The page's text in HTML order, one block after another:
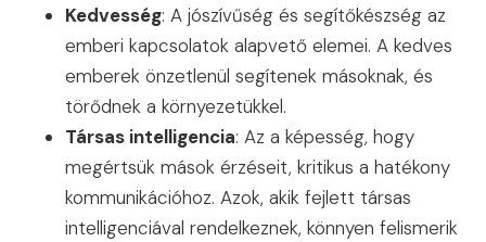
Kedvesség: A jószívűség és segítőkészség az
emberi kapcsolatok alapvető elemei. A kedves
emberek önzetlenül segítenek másoknak, és
törődnek a környezetükkel.
Társas intelligencia: Az a képesség, hogy
megértsük mások érzéseit, kritikus a hatékony
kommunikációhoz. Azok, akik fejlett társas
intelligenciával rendelkeznek, könnyen felismerik